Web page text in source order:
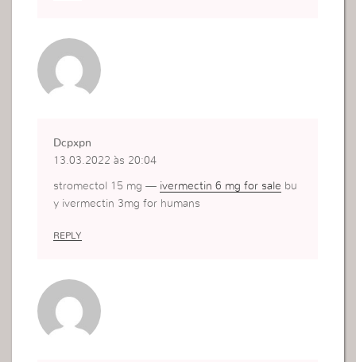
Dcpxpn
13.03.2022 às 20:04
stromectol 15 mg — ivermectin 6 mg for sale bu
y ivermectin 3mg for humans
REPLY